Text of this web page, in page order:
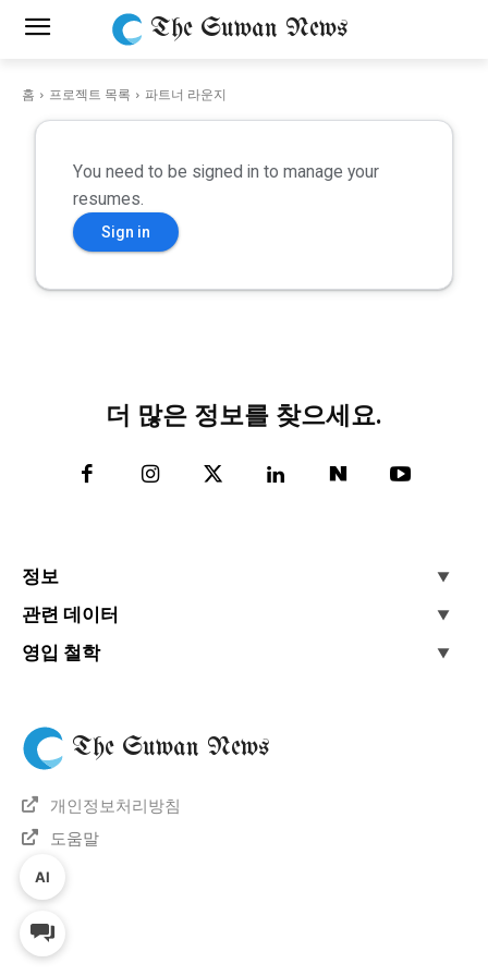
The Suwan News
홈 프로젝트 목록 파트너 라운지
You need to be signed in to manage your
resumes.
Sign in
더 많은 정보를 찾으세요.
정보
관련 데이터
영입 철학
The Suwan News
개인정보처리방침
도움말
AI